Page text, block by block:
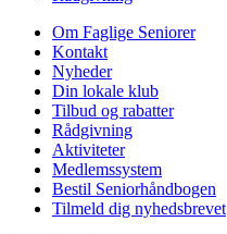
Om Faglige Seniorer
Kontakt
Nyheder
Din lokale klub
Tilbud og rabatter
Rådgivning
Aktiviteter
Medlemssystem
Bestil Seniorhåndbogen
Tilmeld dig nyhedsbrevet